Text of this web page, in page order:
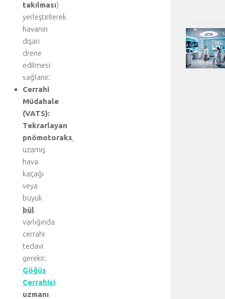
takılması)
yerleştirilerek
havanın
dışarı
drene
edilmesi
sağlanır.
Cerrahi
Müdahale
(VATS):
Tekrarlayan
pnömotoraks
uzamış
hava
kaçağı
veya
büyük
bül
varlığında
cerrahi
tedavi
gerekir.
Göğüs
Cerrahisi
uzmanı